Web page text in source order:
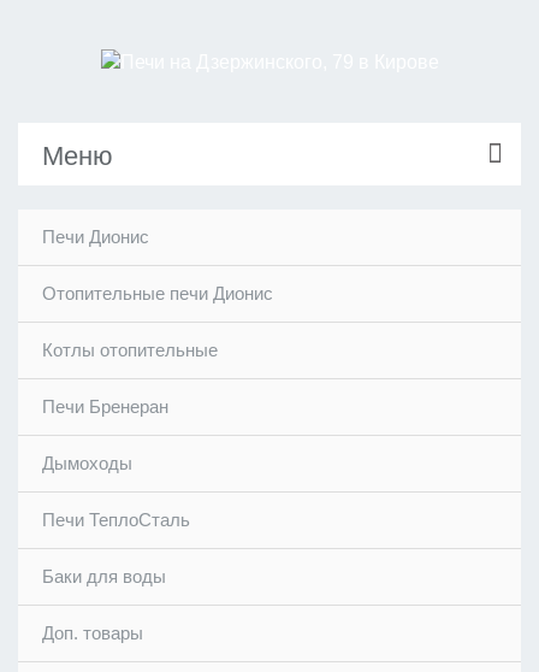
Меню
Печи Дионис
Отопительные печи Дионис
Котлы отопительные
Печи Бренеран
Дымоходы
Печи ТеплоСталь
Баки для воды
Доп. товары